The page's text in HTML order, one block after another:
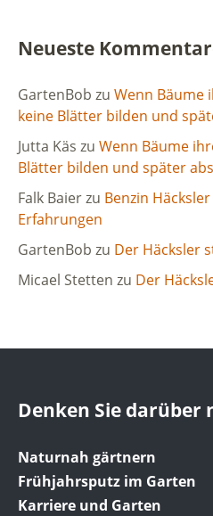
Neueste
GartenBob zu Wenn Bäume
keine Blätter bilden und
Jutta Käs zu Wenn Bäume
Blätter bilden und später
Falk Baierzu Benzin
Erfahrungen
GartenBob zu Der Häcksler
Micael Stetten zu Der
Denken Sie darüber
Naturnah gärtnern
Frühjahrsputz im Garten
Karriere und Garten